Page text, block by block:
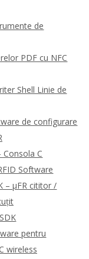
de
PDF cu NFC
Shell Linie de
de configurare
Consola C
Software
– μFR cititor /
pentru
wireless